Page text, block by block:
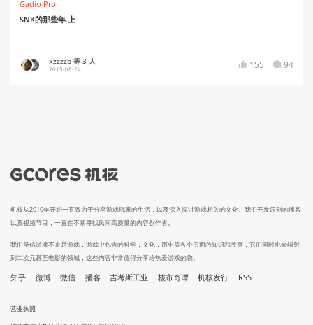
Gadio Pro
SNK的那些年.上
xzzzzb 等 3 人
2015-08-24 155 94
机核从2010年开始一直致力于分享游戏玩家的生活，以及深入探讨游戏相关的文化。我们开发原创的播客
以及视频节目，一直在不断寻找民间高质量的内容创作者。
我们坚信游戏不止是游戏，游戏中包含的科学，文化，历史等各个层面的知识和故事，它们同时也会辐射
到二次元甚至电影的领域，这些内容非常值得分享给热爱游戏的您。
知乎 微博 微信 播客 吉考斯工业 核市奇谭 机核发行 RSS
营业执照